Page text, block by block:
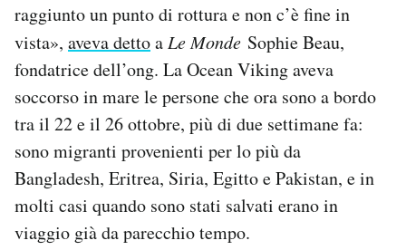
raggiunto un punto di rottura e non c’è fine in
vista», aveva dettoa Le Monde Sophie Beau,
fondatrice dell’ong. La Ocean Viking aveva
soccorso in mare le persone che ora sono a bordo
tra il 22 e il 26 ottobre, più di due settimane fa:
sono migranti provenienti per lo più da
Bangladesh, Eritrea, Siria, Egitto e Pakistan, e in
molti casi quando sono stati salvati erano in
viaggio già da parecchio tempo.